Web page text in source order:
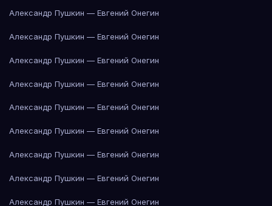
Александр Пушкин — Евгений Онегин
Александр Пушкин — Евгений Онегин
Александр Пушкин — Евгений Онегин
Александр Пушкин — Евгений Онегин
Александр Пушкин — Евгений Онегин
Александр Пушкин — Евгений Онегин
Александр Пушкин — Евгений Онегин
Александр Пушкин — Евгений Онегин
Александр Пушкин — Евгений Онегин